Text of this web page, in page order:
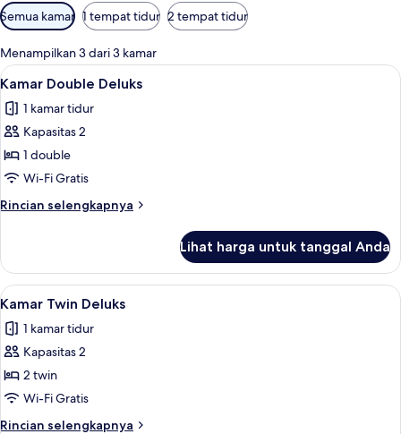
Filter
tersedia
untuk
kamar
Semua kamar 1 tempat tidur 2 tempat tidur
Menampilkan 3 dari 3 kamar
Lihat
semua
foto
untuk
Kamar
Double
Deluks
Kamar Double Deluks | 1 kamar
4
Kamar Double Deluks
1 kamar tidur
Kapasitas 2
1 double
Wi-Fi Gratis
Rincian selengkapnya
Rincian
Kamar
Double
Deluks
Lihat harga untuk tanggal Anda
Lihat
semua
foto
untuk
Kamar
Twin
Deluks
Kamar Twin Deluks | 1 kamar tidur,
4
Kamar Twin Deluks
1 kamar tidur
Kapasitas 2
2 twin
Wi-Fi Gratis
Rincian selengkapnya
Rincian